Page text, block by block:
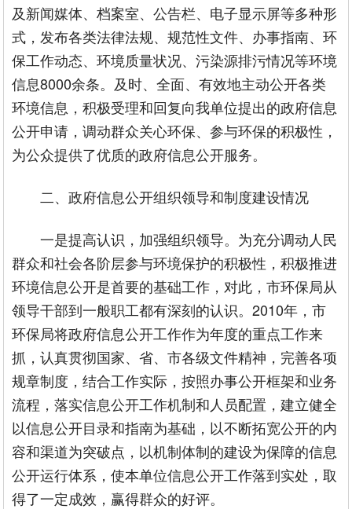
及新闻媒体、档案室、公告栏、电子显示屏等多种形
式，发布各类法律法规、规范性文件、办事指南、环
保工作动态、环境质量状况、污染源排污情况等环境
信息8000余条。及时、全面、有效地主动公开各类
环境信息，积极受理和回复向我单位提出的政府信息
公开申请，调动群众关心环保、参与环保的积极性，
为公众提供了优质的政府信息公开服务。
二、政府信息公开组织领导和制度建设情况
一是提高认识，加强组织领导。为充分调动人民
群众和社会各阶层参与环境保护的积极性，积极推进
环境信息公开是首要的基础工作，对此，市环保局从
领导干部到一般职工都有深刻的认识。2010年，市
环保局将政府信息公开工作作为年度的重点工作来
抓，认真贯彻国家、省、市各级文件精神，完善各项
规章制度，结合工作实际，按照办事公开框架和业务
流程，落实信息公开工作机制和人员配置，建立健全
以信息公开目录和指南为基础，以不断拓宽公开的内
容和渠道为突破点，以机制体制的建设为保障的信息
公开运行体系，使本单位信息公开工作落到实处，取
得了一定成效，赢得群众的好评。